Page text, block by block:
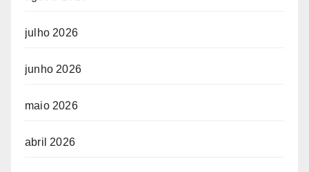
julho 2026
junho 2026
maio 2026
abril 2026